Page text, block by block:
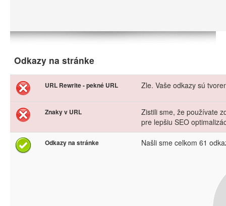
Odkazy na stránke
URL Rewrite - pekné URL Zle. Vaše odkazy sú
Znaky v URL
Zistili sme, že používate
pre lepšiu SEO
Odkazy na stránke Našli sme celkom 61